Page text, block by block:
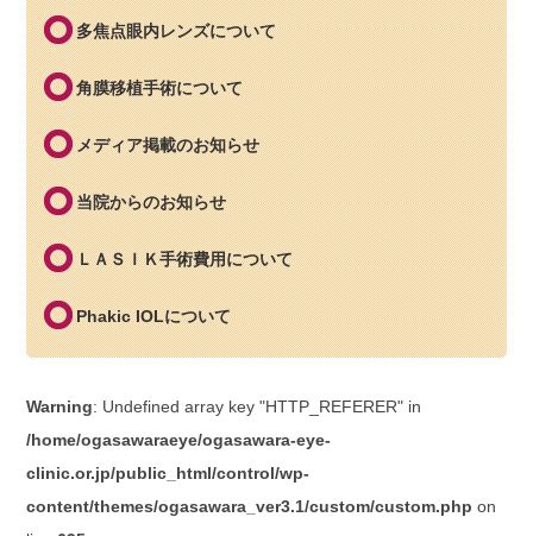
多焦点眼内レンズについて
角膜移植手術について
メディア掲載のお知らせ
当院からのお知らせ
ＬＡＳＩＫ手術費用について
Phakic IOLについて
Warning: Undefined array key "HTTP_REFERER" in
/home/ogasawaraeye/ogasawara-eye-
clinic.or.jp/public_html/control/wp-
content/themes/ogasawara_ver3.1/custom/custom.php on